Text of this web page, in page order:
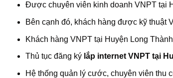
Được chuyên viên kinh doanh VNPT tại
Bên cạnh đó, khách hàng được kỹ thuật
Khách hàng VNPT tại Huyện Long
Thủ tục đăng ký lắp internet VNPT tại
Hệ thống quản lý cước, chuyên viên thu